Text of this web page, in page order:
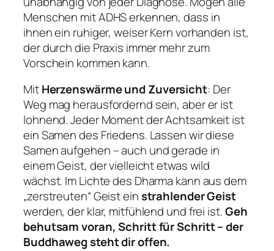
Menschen mit ADHS erkennen, dass in
ihnen ein ruhiger, weiser Kern vorhanden ist,
der durch die Praxis immer mehr zum
Vorschein kommen kann.
MitHerzenswärme und Zuversicht: Der
Weg mag herausfordernd sein, aber er ist
lohnend. Jeder Moment der Achtsamkeit ist
ein Samen des Friedens. Lassen wir diese
Samen aufgehen – auch und gerade in
einem Geist, der vielleicht etwas wild
wächst. Im Lichte des Dharma kann aus dem
„zerstreuten“ Geist einstrahlender Geist
werden, der klar, mitfühlend und frei ist.Geh
behutsam voran, Schritt für Schritt – der
Buddhaweg steht dir offen.